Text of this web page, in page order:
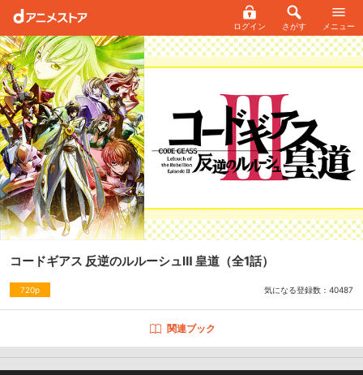
ログイン さがす メニュー
コードギアス 反逆のルルーシュⅢ 皇道 （全1話）
720p 気になる登録数： 40487
関連ブック